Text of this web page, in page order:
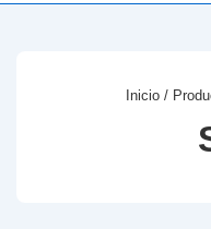
Inicio/